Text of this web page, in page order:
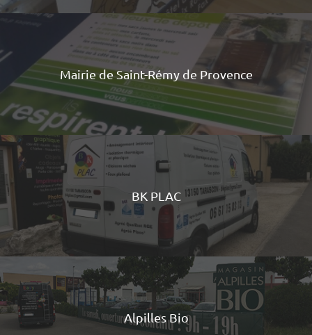
Mairie de Saint-Rémy de Provence
BK PLAC
Alpilles Bio